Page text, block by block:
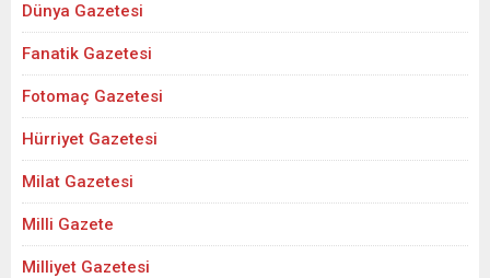
Dünya Gazetesi
Fanatik Gazetesi
Fotomaç Gazetesi
Hürriyet Gazetesi
Milat Gazetesi
Milli Gazete
Milliyet Gazetesi